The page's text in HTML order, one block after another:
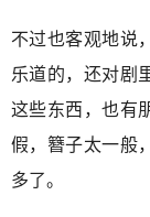
不过也客观地说
乐道的，还对剧
这些东西，也有
假，簪子太一般
多了。